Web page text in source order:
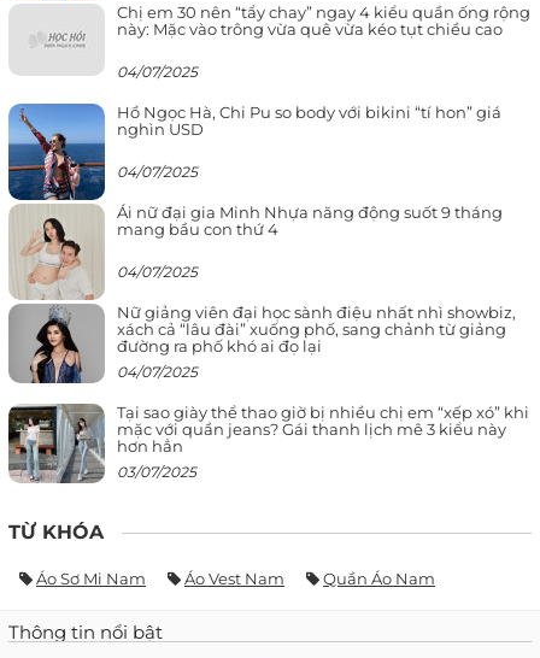
Chị em 30 nên “tẩy chay” ngay 4 kiểu quần ống rộng
này: Mặc vào trông vừa quê vừa kéo tụt chiều cao
04/07/2025
Hồ Ngọc Hà, Chi Pu so body với bikini “tí hon” giá
nghìn USD
04/07/2025
Ái nữ đại gia Minh Nhựa năng động suốt 9 tháng
mang bầu con thứ 4
04/07/2025
Nữ giảng viên đại học sành điệu nhất nhì showbiz,
xách cả “lâu đài” xuống phố, sang chảnh từ giảng
đường ra phố khó ai đọ lại
04/07/2025
Tại sao giày thể thao giờ bị nhiều chị em “xếp xó” khi
mặc với quần jeans? Gái thanh lịch mê 3 kiểu này
hơn hẳn
03/07/2025
TỪ KHÓA
Áo Sơ Mi Nam Áo Vest Nam Quần Áo Nam
Thông tin nổi bật